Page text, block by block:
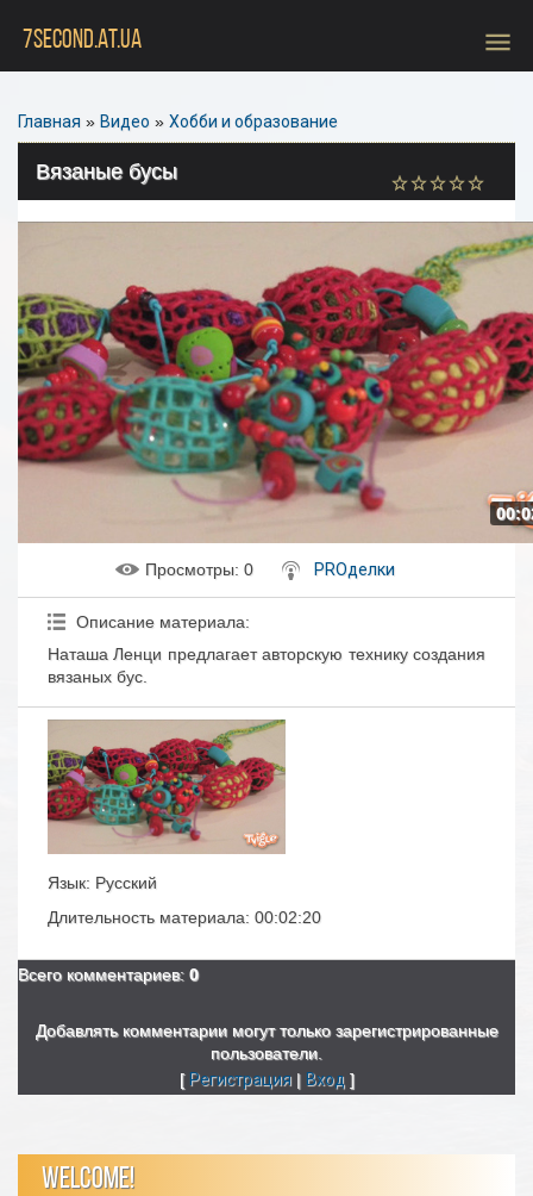
7SECOND.AT.UA menu
Главная » Видео » Хобби и образование
Вязаные бусы
Просмотры: 0 PROделки
Описание материала:
Наташа Ленци предлагает авторскую технику создания
вязаных бус.
Язык: Русский
Длительность материала: 00:02:20
Всего комментариев: 0
Добавлять комментарии могут только зарегистрированные
пользователи.
[ Регистрация| Вход ]
WELCOME!